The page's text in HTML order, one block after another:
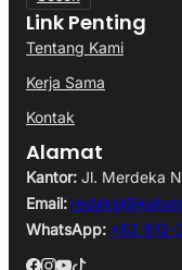
Link Penting
Tentang Kami
Kerja Sama
Kontak
Alamat
Kantor: Jl. Merdeka
Email:
WhatsApp: +62